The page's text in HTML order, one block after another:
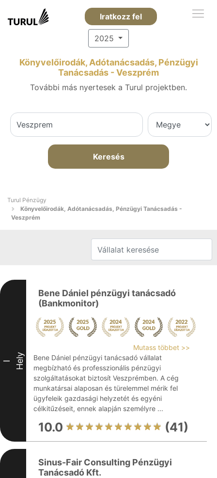
Iratkozz fel
2025
Könyvelőirodák, Adótanácsadás, Pénzügyi
Tanácsadás - Veszprém
További más nyertesek a Turul projektben.
Keresés
Turul Pénzügy
Könyvelőirodák, Adótanácsadás, Pénzügyi Tanácsadás -
Veszprém
I Hely
Bene Dániel pénzügyi tanácsadó
(Bankmonitor)
Mutass többet >>
Bene Dániel pénzügyi tanácsadó vállalat
megbízható és professzionális pénzügyi
szolgáltatásokat biztosít Veszprémben. A cég
munkatársai alaposan és türelemmel mérik fel
ügyfeleik gazdasági helyzetét és egyéni
célkitűzéseit, ennek alapján személyre ...
10.0 (41)
Sinus-Fair Consulting Pénzügyi
Tanácsadó Kft.